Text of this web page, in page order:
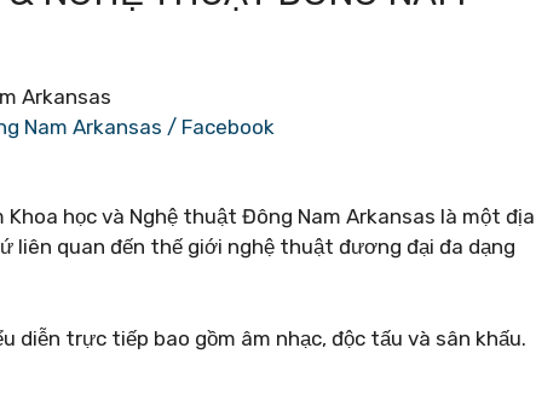
Nam Arkansas / Facebook
học và Nghệ thuật Đông Nam Arkansas là một địa
liên quan đến thế giới nghệ thuật đương đại đa dạng
diễn trực tiếp bao gồm âm nhạc, độc tấu và sân khấu.